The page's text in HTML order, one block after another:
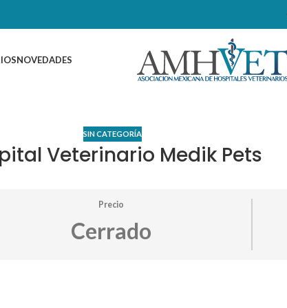
NOVEDADES
SIN CATEGORÍA
Veterinario Medik Pets
Precio
Cerrado